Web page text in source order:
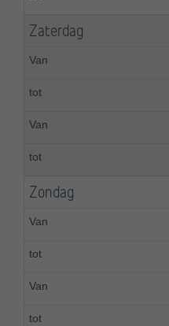
Zaterdag
Zondag